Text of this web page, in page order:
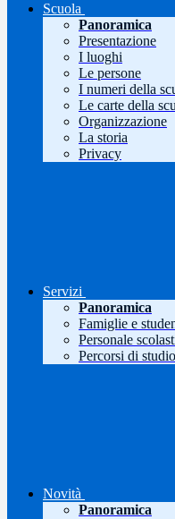
Scuola
Panoramica
Presentazione
I luoghi
Le persone
I numeri della
Le carte della
Organizzazione
La storia
Privacy
Servizi
Panoramica
Famiglie e
Personale
Percorsi di studio
Novità
Panoramica